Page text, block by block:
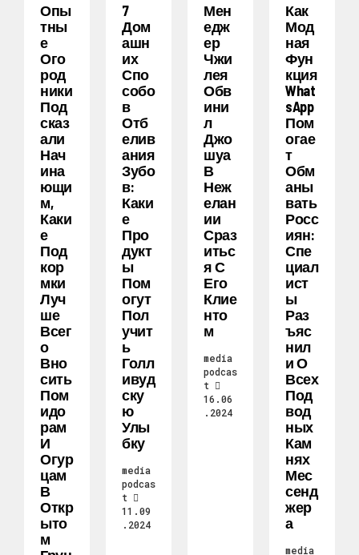
Опы
Тны
Е
Ого
Род
Ники
Под
Сказ
Али
Нач
Ина
Ющи
М,
Каки
Е
Под
Кор
Мки
Луч
Ше
Всег
О
Вно
Сить
Пом
Идо
Рам
И
Огур
Цам
В
Откр
Ыто
М
7
Дом
Ашн
Их
Спо
Собо
В
Отб
Елив
Ания
Зубо
В:
Каки
Е
Про
Дукт
Ы
Пом
Огут
Пол
Учит
Ь
Голл
Ивуд
Ску
Ю
Улы
Бку
media
podcas
t
11.09
.2024
Мен
Едж
Ер
Чжи
Лея
Обв
Ини
Л
Джо
Шуа
В
Неж
Елан
Ии
Сраз
Итьс
Я С
Его
Клие
Нто
М
media
podcas
t
16.06
.2024
Как
Мод
Ная
Фун
Кция
What
SApp
Пом
Огае
Т
Обм
Аны
Вать
Росс
Иян:
Спе
Циал
Ист
Ы
Раз
Ъяс
Нил
И О
Всех
Под
Вод
Ных
Кам
Нях
Мес
Сенд
Жер
А
media